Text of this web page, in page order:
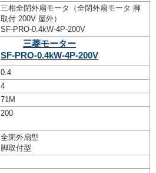
三相全閉外扇モータ（全閉外扇モータ 脚
取付 200V 屋外）
SF-PRO-0.4kW-4P-200V
三菱モーター
SF-PRO-0.4kW-4P-200V
0.4
4
71M
200
全閉外扇型
脚取付型